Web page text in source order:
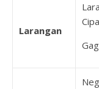
Larangan